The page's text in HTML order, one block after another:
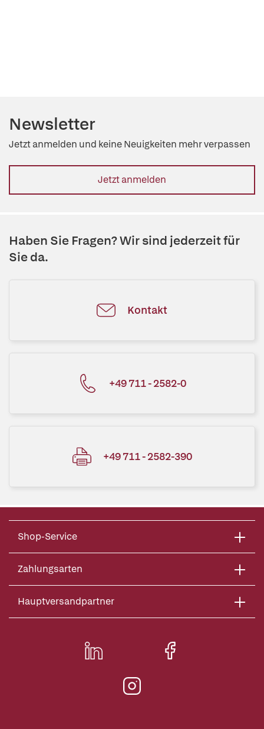
Newsletter
Jetzt anmelden und keine Neuigkeiten mehr verpassen
Jetzt anmelden
Haben Sie Fragen? Wir sind jederzeit für
Sie da.
Kontakt
+49 711 - 2582-0
+49 711 - 2582-390
Shop-Service
Zahlungsarten
Hauptversandpartner